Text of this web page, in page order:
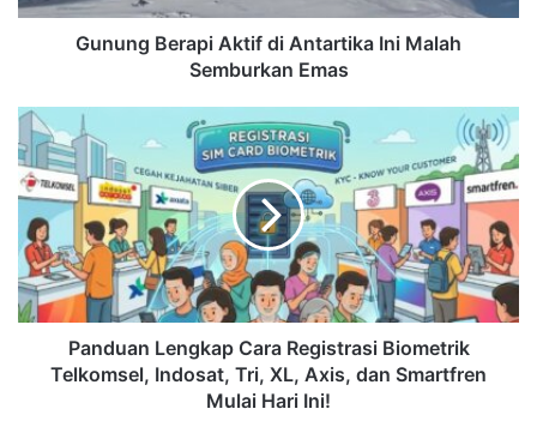
Gunung Berapi Aktif di Antartika Ini Malah
Semburkan Emas
Panduan Lengkap Cara Registrasi Biometrik
Telkomsel, Indosat, Tri, XL, Axis, dan Smartfren
Mulai Hari Ini!